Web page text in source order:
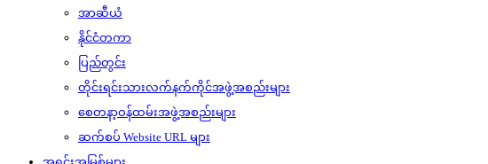
အာဆီယံ
နိုင်ငံတကာ
ပြည်တွင်း
တိုင်းရင်းသားလက်နက်ကိုင်အဖွဲ့အစည်းများ
စေတနာ့ဝန်ထမ်းအဖွဲ့အစည်းများ
ဆက်စပ် Website URL များ